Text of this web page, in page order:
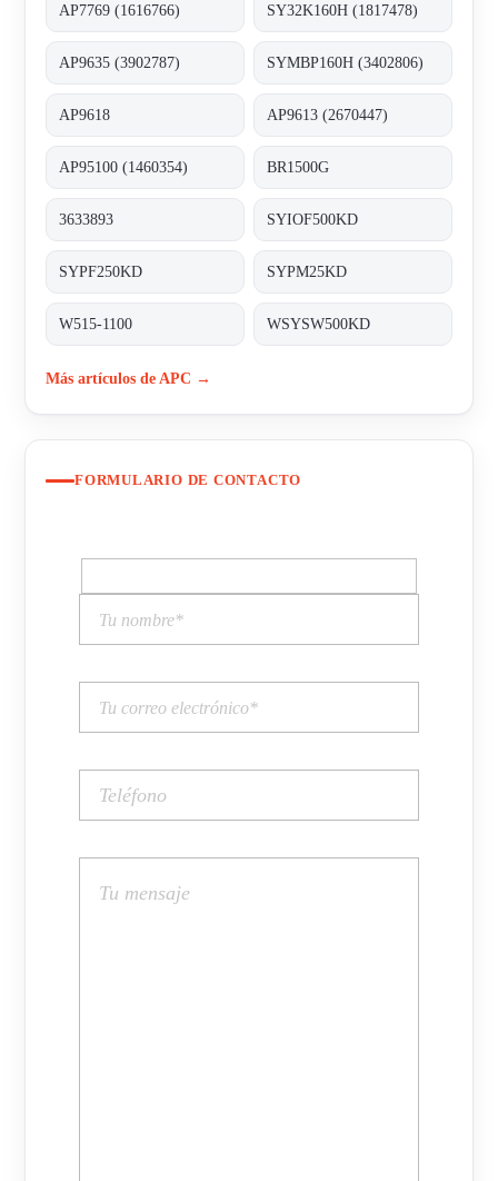
AP7769 (1616766) SY32K160H (1817478)
AP9635 (3902787) SYMBP160H (3402806)
AP9618 AP9613 (2670447)
AP95100 (1460354) BR1500G
3633893 SYIOF500KD
SYPF250KD SYPM25KD
W515-1100 WSYSW500KD
Más artículos de APC →
FORMULARIO DE CONTACTO